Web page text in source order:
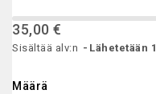
35,00 €
Sisältää alv:n Lähetetään
Määrä